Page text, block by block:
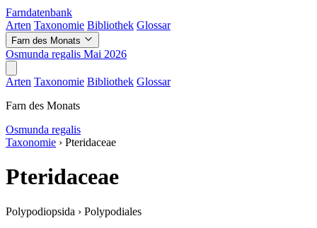
Farndatenbank
Arten Taxonomie Bibliothek Glossar
Farn des Monats
Osmunda regalis Mai 2026
Arten Taxonomie Bibliothek Glossar
Farn des Monats
Osmunda regalis
Taxonomie › Pteridaceae
Pteridaceae
Polypodiopsida › Polypodiales